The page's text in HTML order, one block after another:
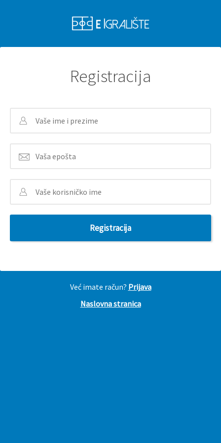
Registracija
Već imate račun? Prijava
Naslovna stranica